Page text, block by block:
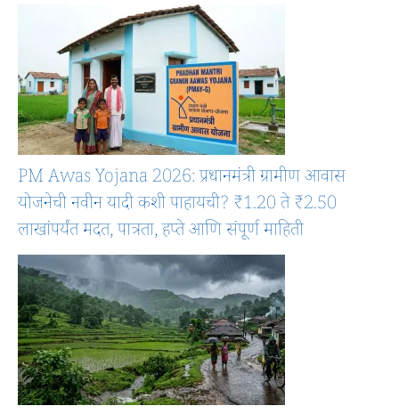
PM Awas Yojana 2026: प्रधानमंत्री ग्रामीण आवास
योजनेची नवीन यादी कशी पाहायची? ₹1.20 ते ₹2.50
लाखांपर्यंत मदत, पात्रता, हप्ते आणि संपूर्ण माहिती